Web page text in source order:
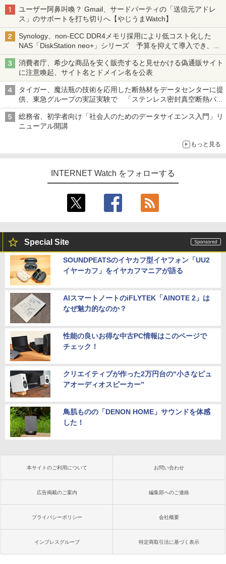
ユーザー阿鼻叫喚？ Gmail、サードパーティの「送信元アドレ
ス」のサポートを打ち切りへ【やじうまWatch】
Synology、non-ECC DDR4メモリ採用により低コスト化した
NAS「DiskStation neo+」シリーズ 予算を抑えて導入でき、
ECCメモリへのアップグレードも可能
消費者庁、希少な商品を安く販売すると見せかける偽通販サイト
に注意喚起、サイト名とドメイン名を公表
タイガー、魔法瓶の技術を応用した断熱材をデータセンターに提
供、東急グループの実証実験で 「ステンレス密封真空断熱パネ
ル TIVIP」
総務省、初学者向け「社会人のためのデータサイエンス入門」リ
ニューアル開講
もっと見る
INTERNET Watch をフォローする
Special Site
SOUNDPEATSのイヤカフ型イヤフォン「UU2
イヤーカフ」をイヤカフマニアが語る
AIスマートノートのiFLYTEK「AINOTE 2」は
なぜ魅力的なのか？
性能の良いお得な中古PC情報はこのページで
チェック！
クリエイティブが作った2万円台の“小さなピュ
アオーディオスピーカー”
鳥肌ものの「DENON HOME」サウンドを体感
した！
本サイトのご利用について お問い合わせ
広告掲載のご案内 編集部へのご連絡
プライバシーポリシー 会社概要
インプレスグループ 特定商取引法に基づく表示